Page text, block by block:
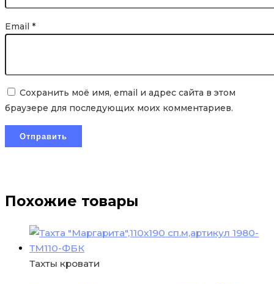
Email *
Сохранить моё имя, email и адрес сайта в этом
браузере для последующих моих комментариев.
Похожие товары
Тахты кровати